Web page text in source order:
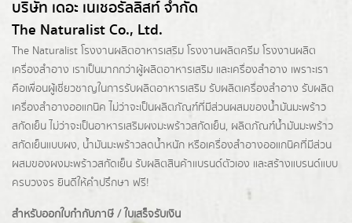
บริษัท เดอะ เนเชอรัลลิสท์ จำกัด
The Naturalist Co., Ltd.
The Naturalist โรงงานผลิตอาหารเสริม โรงงานผลิตครีม โรงงานผลิต
เครื่องสำอาง เราเป็นมากกว่าผู้ผลิตอาหารเสริม และเครื่องสำอาง เพราะเรา
คือเพื่อนผู้เชี่ยวชาญในการรับผลิตอาหารเสริม รับผลิตเครื่องสำอาง รับผลิต
เครื่องสำอางออแกนิค ไม่ว่าจะเป็นผลิตภัณฑ์ที่มีส่วนผสมของน้ำมันมะพร้าว
สกัดเย็น ไม่ว่าจะเป็นอาหารเสริมผงมะพร้าวสกัดเย็น, ผลิตภัณฑ์น้ำมันมะพร้าว
สกัดเย็นแบบผง, น้ำมันมะพร้าวลดน้ำหนัก หรือเครื่องสำอางออแกนิคที่มีส่วน
ผสมของผงมะพร้าวสกัดเย็น รับผลิตสินค้าแบรนด์ตัวเอง และสร้างแบรนด์แบบ
ครบวงจร ยินดีให้คำปรึกษา ฟรี!
สำหรับออกใบกำกับภาษี / ใบเสร็จรับเงิน